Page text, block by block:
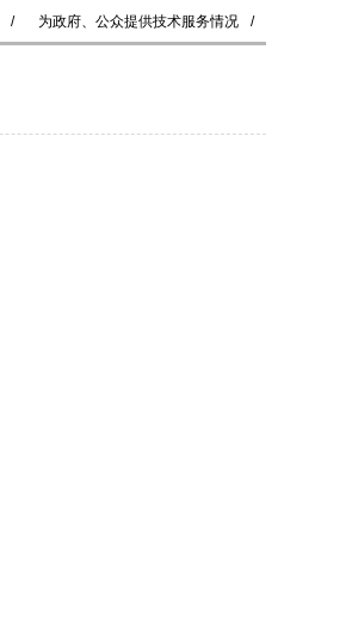
/ 为政府、公众提供技术服务情况 /